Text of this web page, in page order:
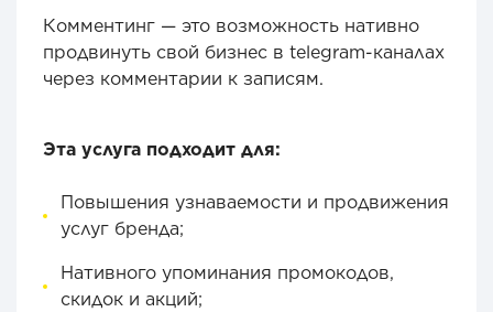
Комментинг — это возможность нативно
продвинуть свой бизнес в telegram-каналах
через комментарии к записям.
Эта услуга подходит для:
Повышения узнаваемости и продвижения
услуг бренда;
Нативного упоминания промокодов,
скидок и акций;